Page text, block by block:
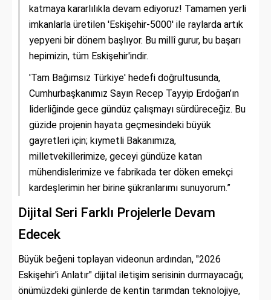
katmaya kararlılıkla devam ediyoruz! Tamamen yerli
imkanlarla üretilen 'Eskişehir-5000' ile raylarda artık
yepyeni bir dönem başlıyor. Bu millî gurur, bu başarı
hepimizin, tüm Eskişehir'indir.
'Tam Bağımsız Türkiye' hedefi doğrultusunda,
Cumhurbaşkanımız Sayın Recep Tayyip Erdoğan’ın
liderliğinde gece gündüz çalışmayı sürdüreceğiz. Bu
güzide projenin hayata geçmesindeki büyük
gayretleri için; kıymetli Bakanımıza,
milletvekillerimize, geceyi gündüze katan
mühendislerimize ve fabrikada ter döken emekçi
kardeşlerimin her birine şükranlarımı sunuyorum.”
Dijital Seri Farklı Projelerle Devam
Edecek
Büyük beğeni toplayan videonun ardından, "2026
Eskişehir'i Anlatır" dijital iletişim serisinin durmayacağı;
önümüzdeki günlerde de kentin tarımdan teknolojiye,